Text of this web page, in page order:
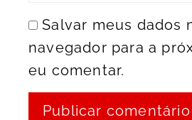
Salvar meus dados
navegador para a
eu comentar.